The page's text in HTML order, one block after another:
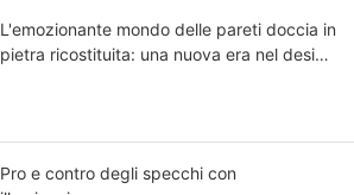
L'emozionante mondo delle pareti doccia in
pietra ricostituita: una nuova era nel design
Pro e contro degli specchi con